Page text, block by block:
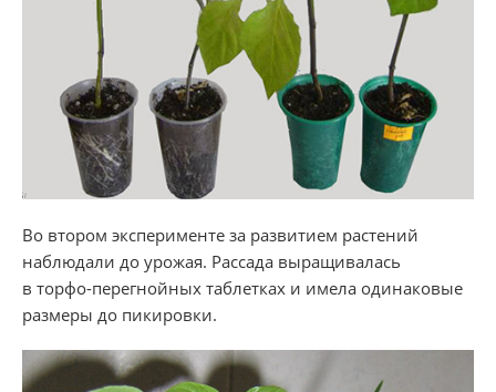
Во втором эксперименте за развитием растений
наблюдали до урожая. Рассада выращивалась
в торфо-перегнойных таблетках и имела одинаковые
размеры до пикировки.